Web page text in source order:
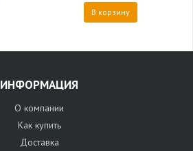
В корзину
ИНФОРМАЦИЯ
О компании
Как купить
Доставка